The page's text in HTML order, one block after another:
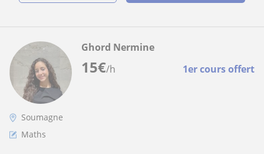
15€/h 1er cours offert
Ghord Nermine
Soumagne
Maths